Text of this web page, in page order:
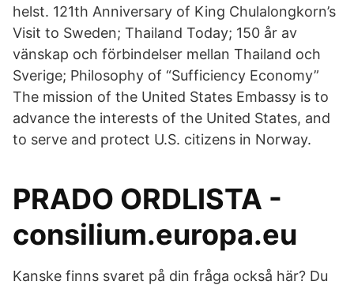
helst. 121th Anniversary of King Chulalongkorn’s
Visit to Sweden; Thailand Today; 150 år av
vänskap och förbindelser mellan Thailand och
Sverige; Philosophy of “Sufficiency Economy”
The mission of the United States Embassy is to
advance the interests of the United States, and
to serve and protect U.S. citizens in Norway.
PRADO ORDLISTA -
consilium.europa.eu
Kanske finns svaret på din fråga också här? Du